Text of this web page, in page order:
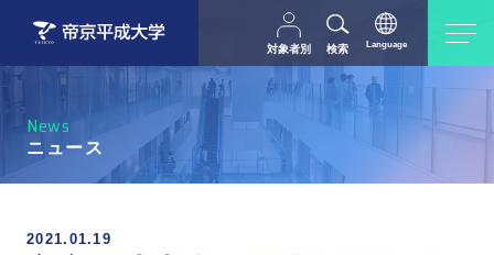
対象者別
受験生の方 在学生・教職員の方
父母等の方 卒業生の方
検索 Language
English 中文（简体字）
News
ニュース
2021.01.19